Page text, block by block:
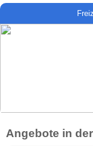
Angebote in